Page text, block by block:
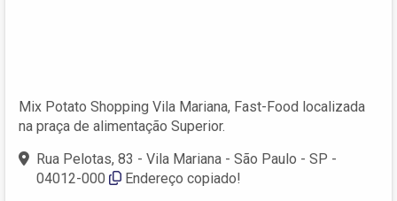
Mix Potato Shopping Vila Mariana, Fast-Food localizada
na praça de alimentação Superior.
Rua Pelotas, 83 - Vila Mariana - São Paulo - SP -
04012-000
Endereço copiado!